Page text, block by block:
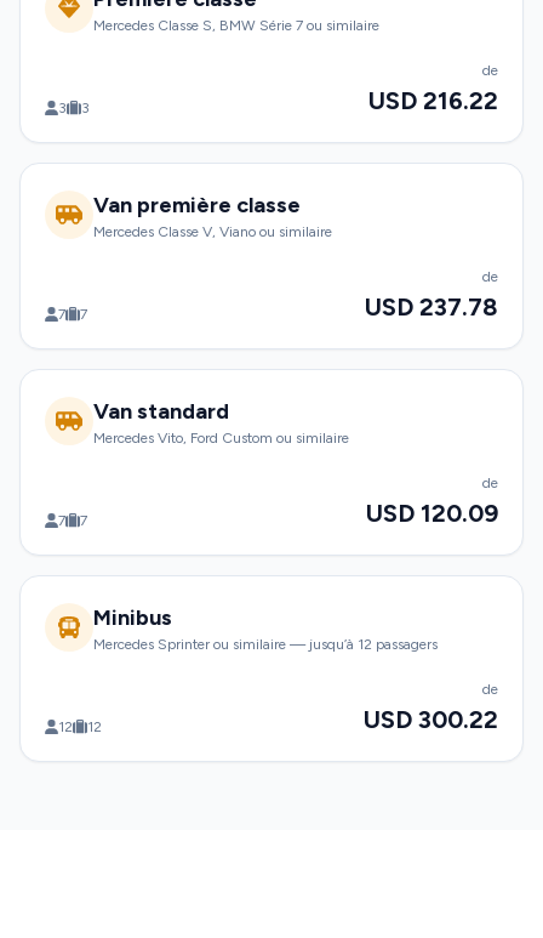
Mercedes Classe S, BMW Série 7 ou similaire
3 3
de
USD 216.22
Van première classe
Mercedes Classe V, Viano ou similaire
7 7
de
USD 237.78
Van standard
Mercedes Vito, Ford Custom ou similaire
7 7
de
USD 120.09
Minibus
Mercedes Sprinter ou similaire — jusqu’à 12 passagers
12 12
de
USD 300.22